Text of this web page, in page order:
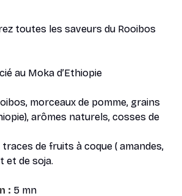
toutes les saveurs du Rooibos
au Moka d’Ethiopie
morceaux de pomme, grains
arômes naturels, cosses de
de fruits à coque ( amandes,
et de soja.
: 5 mn